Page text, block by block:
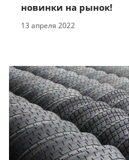
новинки на рынок!
13 апреля 2022